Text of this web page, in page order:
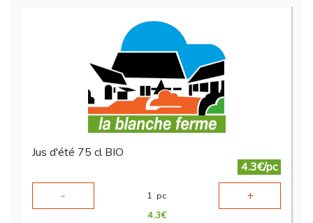
Jus d'été 75 cl BIO
4.3€/pc
-
1 pc +
4.3€